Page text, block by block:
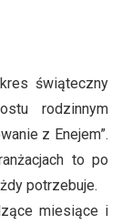
świąteczny
rodzinnym
z Enejem”.
to po
potrzebuje.
miesiące i